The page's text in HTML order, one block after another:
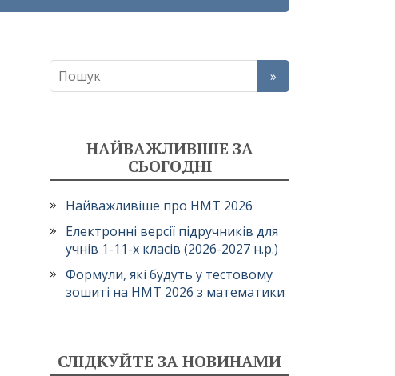
НАЙВАЖЛИВІШЕ ЗА
СЬОГОДНІ
Найважливіше про НМТ 2026
Електронні версії підручників для
учнів 1-11-х класів (2026-2027 н.р.)
Формули, які будуть у тестовому
зошиті на НМТ 2026 з математики
СЛІДКУЙТЕ ЗА НОВИНАМИ